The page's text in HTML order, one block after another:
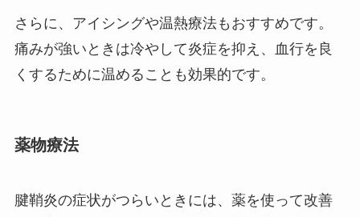
さらに、アイシングや温熱療法もおすすめです。
痛みが強いときは冷やして炎症を抑え、血行を良
くするために温めることも効果的です。
薬物療法
腱鞘炎の症状がつらいときには、薬を使って改善